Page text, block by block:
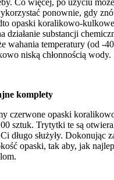
ponownie, gdy
opaski koralikowo-
działanie substancji
wahania temperatury (od -
niską chłonnością wody.
komplety
czerwone opaski
sztuk. Trytytki te są
długo służyły. Dokonując
opaski, tak aby, jak